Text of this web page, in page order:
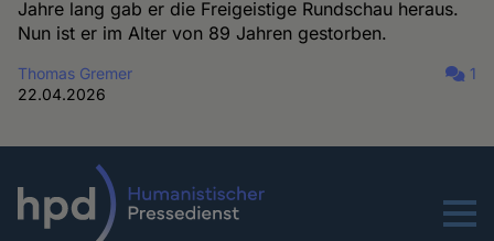
Jahre lang gab er die Freigeistige Rundschau heraus.
Nun ist er im Alter von 89 Jahren gestorben.
Thomas Gremer
22.04.2026
1
Menu